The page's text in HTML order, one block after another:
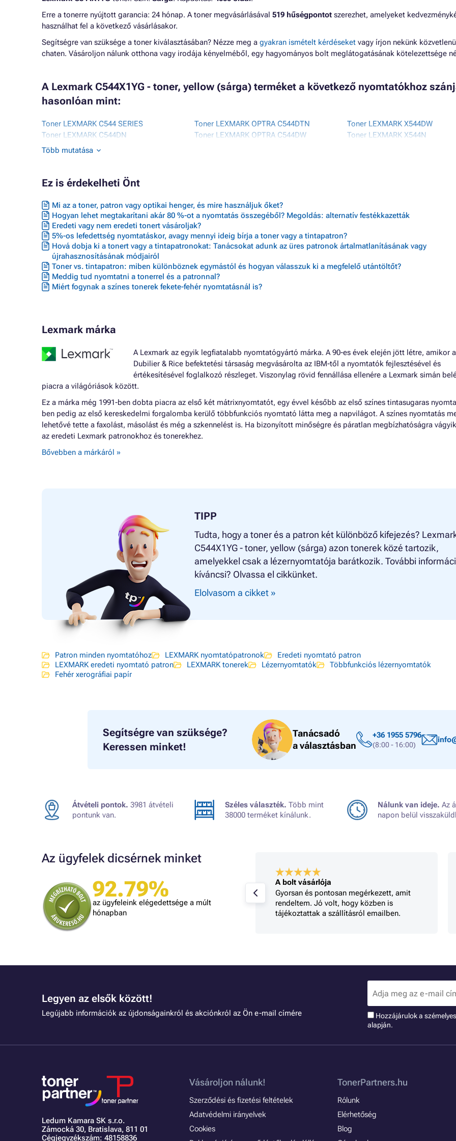
Erre a tonerre nyújtott garancia: 24 hónap. A toner megvásárlásával 519 hűségpontot szerezhet, amelyeket
használhat fel a következő vásárlásakor.
Segítségre van szüksége a toner kiválasztásában? Nézze meg a gyakran ismételt kérdéseket vagy írjon nekünk
chaten. Vásároljon nálunk otthona vagy irodája kényelméből, egy hagyományos bolt meglátogatásának kötelezettsége
A Lexmark C544X1YG - toner, yellow (sárga) terméket a következő nyomtatókhoz
hasonlóan mint:
Toner LEXMARK C544 SERIES
Toner LEXMARK C544DN
Toner LEXMARK C544DTN
Toner LEXMARK C546DTN
Toner LEXMARK OPTRA C544DTN
Toner LEXMARK OPTRA C544DW
Toner LEXMARK X544DW
Toner LEXMARK X544N
Több mutatása
Ez is érdekelheti Önt
Mi az a toner, patron vagy optikai henger, és mire használjuk őket?
Hogyan lehet megtakarítani akár 80 %-ot a nyomtatás összegéből? Megoldás: alternatív festékkazetták
Eredeti vagy nem eredeti tonert vásároljak?
5%-os lefedettség nyomtatáskor, avagy mennyi ideig bírja a toner vagy a tintapatron?
Hová dobja ki a tonert vagy a tintapatronokat: Tanácsokat adunk az üres patronok ártalmatlanításának vagy
újrahasznosításának módjairól
Toner vs. tintapatron: miben különböznek egymástól és hogyan válasszuk ki a megfelelő utántöltőt?
Meddig tud nyomtatni a tonerrel és a patronnal?
Miért fogynak a színes tonerek fekete-fehér nyomtatásnál is?
Lexmark márka
A Lexmark az egyik legfiatalabb nyomtatógyártó márka. A 90-es évek elején jött létre, amikor
Dubilier & Rice befektetési társaság megvásárolta az IBM-től a nyomtatók fejlesztésével és
értékesítésével foglalkozó részleget. Viszonylag rövid fennállása ellenére a Lexmark simán
piacra a világóriások között.
Ez a márka még 1991-ben dobta piacra az első két mátrixnyomtatót, egy évvel később az első színes tintasugaras
ben pedig az első kereskedelmi forgalomba kerülő többfunkciós nyomtató látta meg a napvilágot. A színes nyomtatás
lehetővé tette a faxolást, másolást és még a szkennelést is. Ha bizonyított minőségre és páratlan megbízhatóságra
az eredeti Lexmark patronokhoz és tonerekhez.
Bővebben a márkáról »
TIPP
Tudta, hogy a toner és a patron két különböző kifejezés?
C544X1YG - toner, yellow (sárga) azon tonerek közé tartozik,
amelyekkel csak a lézernyomtatója barátkozik. További
kíváncsi? Olvassa el cikkünket.
Elolvasom a cikket »
Patron minden nyomtatóhoz LEXMARK nyomtatópatronok
Eredeti nyomtató patron
LEXMARK eredeti nyomtató patron
LEXMARK tonerek Lézernyomtatók
Többfunkciós lézernyomtatók
Fehér xerográfiai papír
Segítségre van szüksége?
Keressen minket!
Tanácsadó
a választásban
+36 1955 5796
(8:00 - 16:00)
Átvételi pontok. 3981 átvételi
pontunk van.
Széles választék. Több mint
38000 terméket kínálunk.
Nálunk van ideje. Az
napon belül
Az ügyfelek dicsérnek minket
92.79%
az ügyfeleink elégedettsége a múlt
hónapban
Judit
A kiszállítás kicsit lassú volt, egyébként
mindennel meg vagyok elégedve!
A bolt vásárlója
Gyorsan és pontosan megérkezett, amit
rendeltem. Jó volt, hogy közben is
tájékoztattak a szállításról emailben.
Legyen az elsők között!
Legújabb információk az újdonságainkról és akciónkról az Ön e-mail címére Hozzájárulok a
alapján.
Ledum Kamara SK s.r.o.
Zámocká 30, Bratislava, 811 01
Cégjegyzékszám: 48158836
Vásároljon nálunk!
Szerződési és fizetési feltételek
Adatvédelmi irányelvek
Cookies
TonerPartners.hu
Rólunk
Elérhetőség
Blog